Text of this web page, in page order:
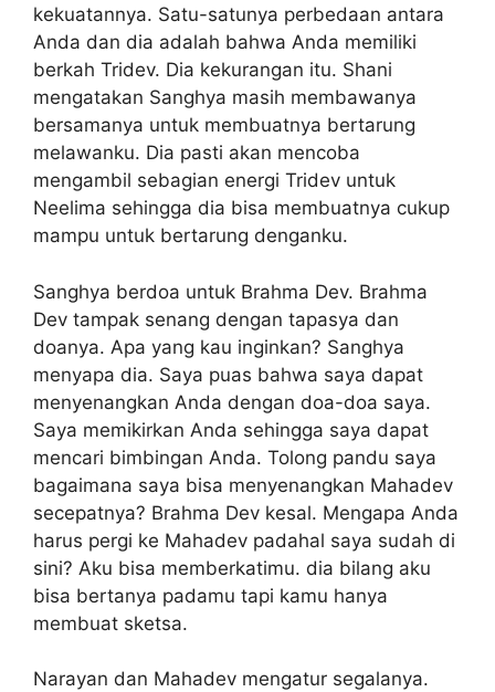
kekuatannya. Satu-satunya perbedaan antara
Anda dan dia adalah bahwa Anda memiliki
berkah Tridev. Dia kekurangan itu. Shani
mengatakan Sanghya masih membawanya
bersamanya untuk membuatnya bertarung
melawanku. Dia pasti akan mencoba
mengambil sebagian energi Tridev untuk
Neelima sehingga dia bisa membuatnya cukup
mampu untuk bertarung denganku.
Sanghya berdoa untuk Brahma Dev. Brahma
Dev tampak senang dengan tapasya dan
doanya. Apa yang kau inginkan? Sanghya
menyapa dia. Saya puas bahwa saya dapat
menyenangkan Anda dengan doa-doa saya.
Saya memikirkan Anda sehingga saya dapat
mencari bimbingan Anda. Tolong pandu saya
bagaimana saya bisa menyenangkan Mahadev
secepatnya? Brahma Dev kesal. Mengapa Anda
harus pergi ke Mahadev padahal saya sudah di
sini? Aku bisa memberkatimu. dia bilang aku
bisa bertanya padamu tapi kamu hanya
membuat sketsa.
Narayan dan Mahadev mengatur segalanya.